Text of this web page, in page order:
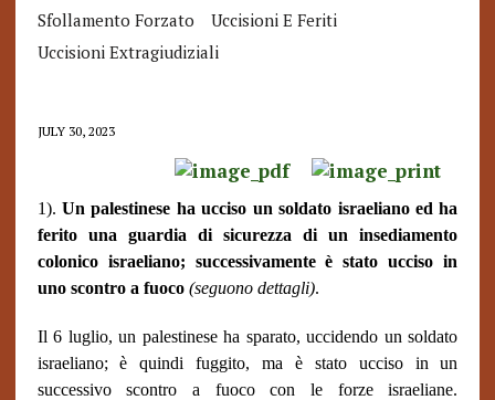
Sfollamento Forzato
Uccisioni E Feriti
Uccisioni Extragiudiziali
JULY 30, 2023
1).Un palestinese ha ucciso un soldato israeliano ed ha
ferito una guardia di sicurezza di un insediamento
colonico israeliano; successivamente è stato ucciso in
uno scontro a fuoco (seguono dettagli).
Il 6 luglio, un palestinese ha sparato, uccidendo un soldato
israeliano; è quindi fuggito, ma è stato ucciso in un
successivo scontro a fuoco con le forze israeliane.